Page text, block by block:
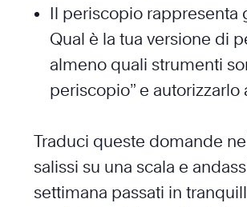
Il periscopio rappresenta
Qual è la tua versione di
almeno quali strumenti
periscopio” e
Traduci queste domande
salissi su una scala e
settimana passati in